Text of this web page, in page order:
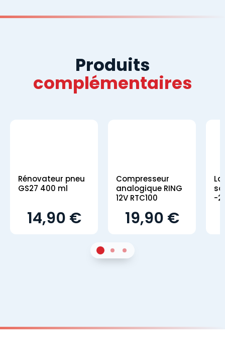
Produits
complémentaires
Rénovateur pneu
GS27 400 ml
14,90 €
Compresseur
analogique RING
12V RTC100
19,90 €
-
Sur 22Sur 23Sur 2